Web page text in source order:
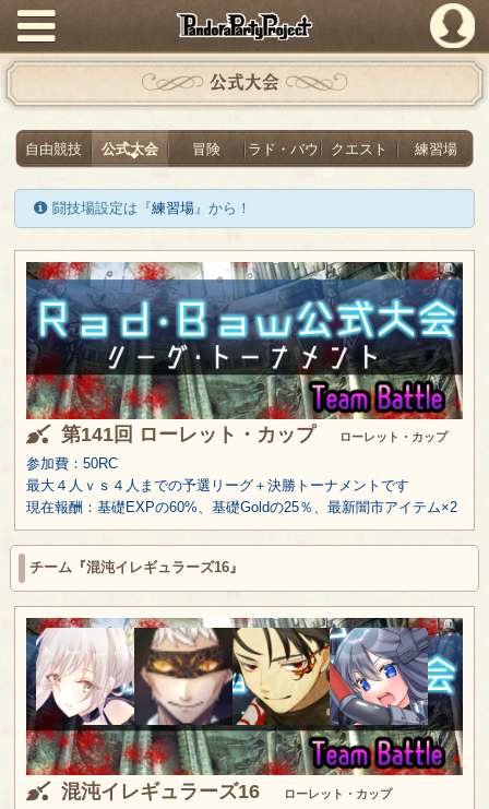
PandoraPartyProject
公式大会
自由競技 公式大会 冒険 ラド・バウ クエスト 練習場
闘技場設定は『練習場』から！
第141回 ローレット・カップ ローレット・カップ
参加費：50RC
最大４人ｖｓ４人までの予選リーグ＋決勝トーナメントです
現在報酬：基礎EXPの60%、基礎Goldの25％、最新闇市アイテム×2
チーム『混沌イレギュラーズ16』
混沌イレギュラーズ16 ローレット・カップ